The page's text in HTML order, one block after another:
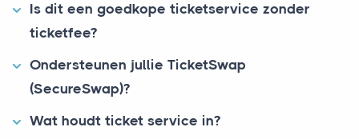
Is dit een goedkope ticketservice zonder
ticketfee?
Ondersteunen jullie TicketSwap
(SecureSwap)?
Wat houdt ticket service in?